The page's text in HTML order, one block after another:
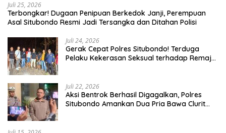
Juli 25, 2026
Terbongkar! Dugaan Penipuan Berkedok Janji, Perempuan
Asal Situbondo Resmi Jadi Tersangka dan Ditahan Polisi
Juli 24, 2026
Gerak Cepat Polres Situbondo! Terduga
Pelaku Kekerasan Seksual terhadap Remaja
Juli 22, 2026
Aksi Bentrok Berhasil Digagalkan, Polres
Situbondo Amankan Dua Pria Bawa Clurit